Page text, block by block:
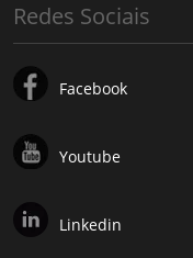
Redes Sociais
Facebook
Youtube
Linkedin